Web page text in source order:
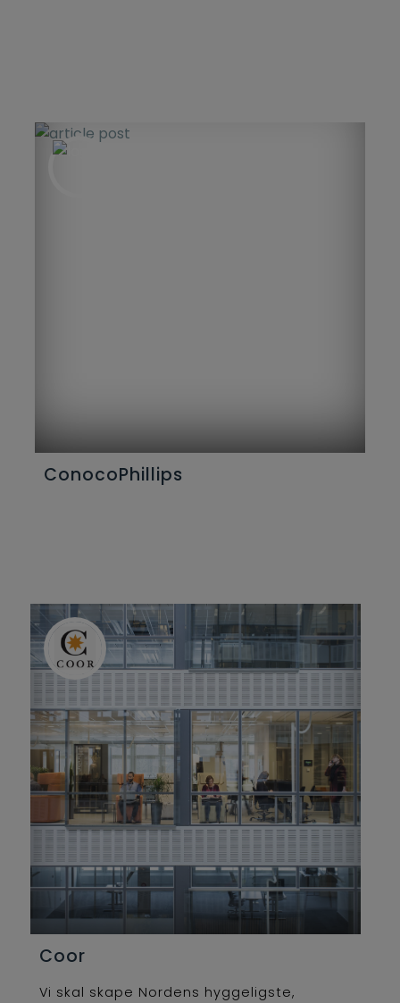
ConocoPhillips
Coor
Vi skal skape Nordens hyggeligste,